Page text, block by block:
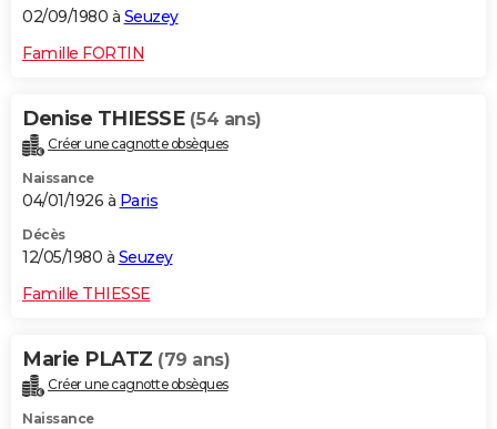
02/09/1980 à Seuzey
Famille FORTIN
Denise THIESSE (54 ans)
Créer une cagnotte obsèques
Naissance
04/01/1926 à Paris
Décès
12/05/1980 à Seuzey
Famille THIESSE
Marie PLATZ (79 ans)
Créer une cagnotte obsèques
Naissance